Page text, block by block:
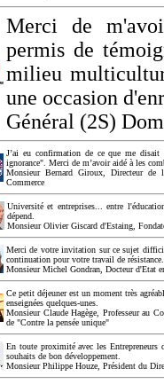
Merci de
permis de
milieu
une occasion
Général (2S)
J’ai eu confirmation de ce que me disait
ignorance". Merci de m’avoir aidé à les
Monsieur Bernard Giroux, Directeur de
Commerce
Université et entreprises... entre
dépend.
Monsieur Olivier Giscard d'Estaing,
Merci de votre invitation sur ce sujet
continuation pour votre travail de
Monsieur Michel Gondran, Docteur d'Etat
Ce petit déjeuner est un moment très
enseignées quelques-unes.
Monsieur Claude Hagège, Professeur au
de "Contre la pensée unique"
En toute proximité avec les
souhaits de bon développement.
Monsieur Philippe Houze, Président du